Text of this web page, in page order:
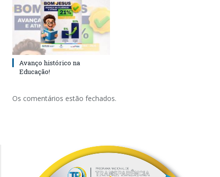
Avanço histórico na
Educação!
Os comentários estão fechados.